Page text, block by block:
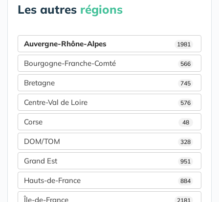
Les autres régions
Auvergne-Rhône-Alpes 1981
Bourgogne-Franche-Comté 566
Bretagne 745
Centre-Val de Loire 576
Corse 48
DOM/TOM 328
Grand Est 951
Hauts-de-France 884
Île-de-France 2181